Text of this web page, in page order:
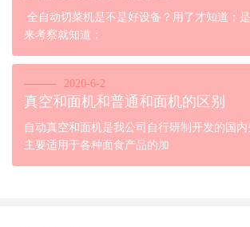
全自动切菜机是不是好设备？用了才知道；
来考察就知道；
2020-6-2
真空和面机和普通和面机的区别
自动真空和面机是我公司自行研制开发的国内
主要适用于各种面食产品的加